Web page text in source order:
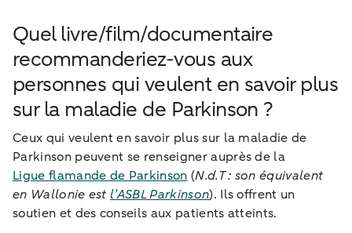
Quel livre/film/documentaire
recommanderiez-vous aux
personnes qui veulent en savoir plus
sur la maladie de Parkinson ?
Ceux qui veulent en savoir plus sur la maladie de
Parkinson peuvent se renseigner auprès de la
Ligue flamande de Parkinson (N.d.T : son équivalent
en Wallonie estl’ASBL Parkinson). Ils offrent un
soutien et des conseils aux patients atteints.